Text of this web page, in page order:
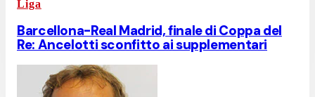
Liga
Barcellona-Real Madrid, finale di Coppa del
Re: Ancelotti sconfitto ai supplementari